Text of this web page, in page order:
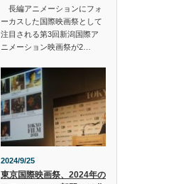
長編アニメーションにフォ
ーカスした国際映画祭として
注目される第3回新潟国際ア
ニメーション映画祭が2…
2024/9/25
東京国際映画祭、2024年の